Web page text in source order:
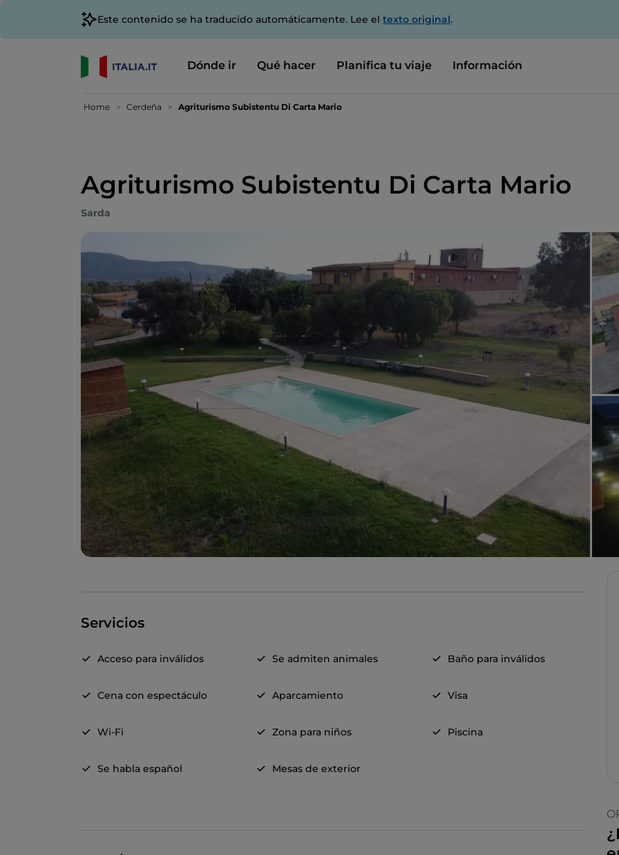
Este contenido se ha traducido automáticamente. Lee el texto original.
Dónde ir Qué hacer Planifica tu viaje Información
Home Cerdeña Agriturismo Subistentu Di Carta Mario
Agriturismo Subistentu Di Carta Mario
Sarda
Servicios
Acceso para inválidos Se admiten animales Baño para inválidos
Cena con espectáculo Aparcamiento Visa
Wi-Fi Zona para niños Piscina
Se habla español Mesas de exterior